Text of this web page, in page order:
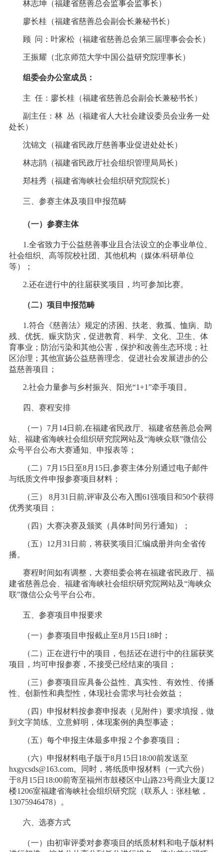
林志坤（福建省慈善总会监事会监事长）
廖长桂（福建省慈善总会副会长兼秘书长）
顾 问：叶家松（福建省慈善总会第三届理事会会长）
王振耀（北京师范大学中国公益研究院理事长）
组委会办公室成员 ：
主 任：廖长桂（福建省慈善总会副会长兼秘书长）
副主任：林 丛（福建省人大社会建设委员会业务一处
处长）
沈锦文（福建省民政厅慈善事业促进处处长）
林志鹃（福建省民政厅社会组织管理局局长）
郑桂秀（福建省海峡社会组织研究院院长）
三、参赛主体及项目申报范畴
（一） 参赛主体
1.全省致力于公益慈善事业且合法设立的企事业单位、
社会组织、高等院校社团、其他机构（媒体/科研单位
等）；
2.还在进行中的往届获奖项目，均可参加比赛。
（二）项目申报范畴
1.符合《慈善法》规定的济困、扶老、救孤、恤病、助
残、优抚、赈灾防灾，促进教育、科学、文化、卫生、体
育事业；防治污染和其他公害，保护和改善生态环境；社
区治理；其他宣扬公益慈善理念、促进社会发展进步的公
益慈善项目；
2.社会力量参与乡村振兴、阳光“1+1”牵手项目。
四、赛程安排
（一）7月14日前,在福建省民政厅、福建省慈善总会网
站、福建省海峡社会组织研究院网站及“海峡众联”微信公
众号平台公布大赛通知、申报表等；
（二）7月15日至8月15日,参赛主体分别通过电子邮件
与纸质文件申报参赛项目材料；
（三） 8月31日前,评审及公布入围61强项目和50个获得
优秀奖项目；
（四）大赛决赛及颁奖（具体时间另行通知）；
（五）12月31日前，将获奖项目汇编成册并向全省传
播。
赛程时间如有调整，大赛组委会将在福建省民政厅、福
建省慈善总会、福建省海峡社会组织研究院网站及“海峡众
联”微信公众号平台公布。
五、参赛项目申报要求
（一）参赛项目申报截止至8月15日18时；
（二）正在进行中的项目，包括还在进行中的往届获奖
项目，均可申报参赛，不接受已经结束的项目；
（三）参赛项目应具备公益性、真实性、有效性、传播
性、创新性和典型性，体现社会需求与社会效益；
（四）申报材料按参赛申报表（见附件）要求填报，做
到文字简练、立意鲜明，体现案例的典型事迹；
（五）每个申报主体最多申报 2 个参赛项目；
（六）申报材料电子版于8月15日18:00前发送至
hxgycsds@163.com。同时，将纸质申报材料（一式六份）
于8月15日18:00前寄至福州市鼓楼区中山路23号商业大厦12
楼1206室福建省海峡社会组织研究院（联系人：张桂敏，
13075946478）。
六、选赛方式
（一）由初审评委对参赛项目的纸质材料和电子版材料